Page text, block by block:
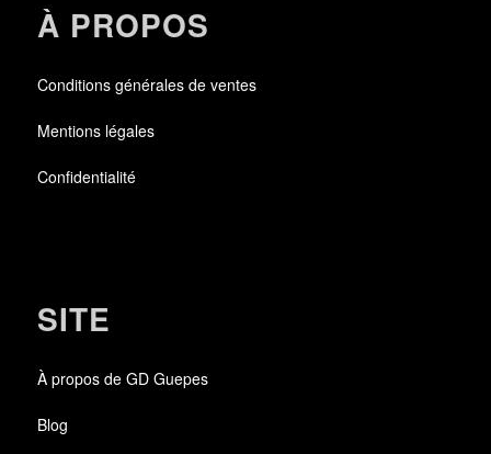
À PROPOS
Conditions générales de ventes
Mentions légales
Confidentialité
SITE
À propos de GD Guepes
Blog